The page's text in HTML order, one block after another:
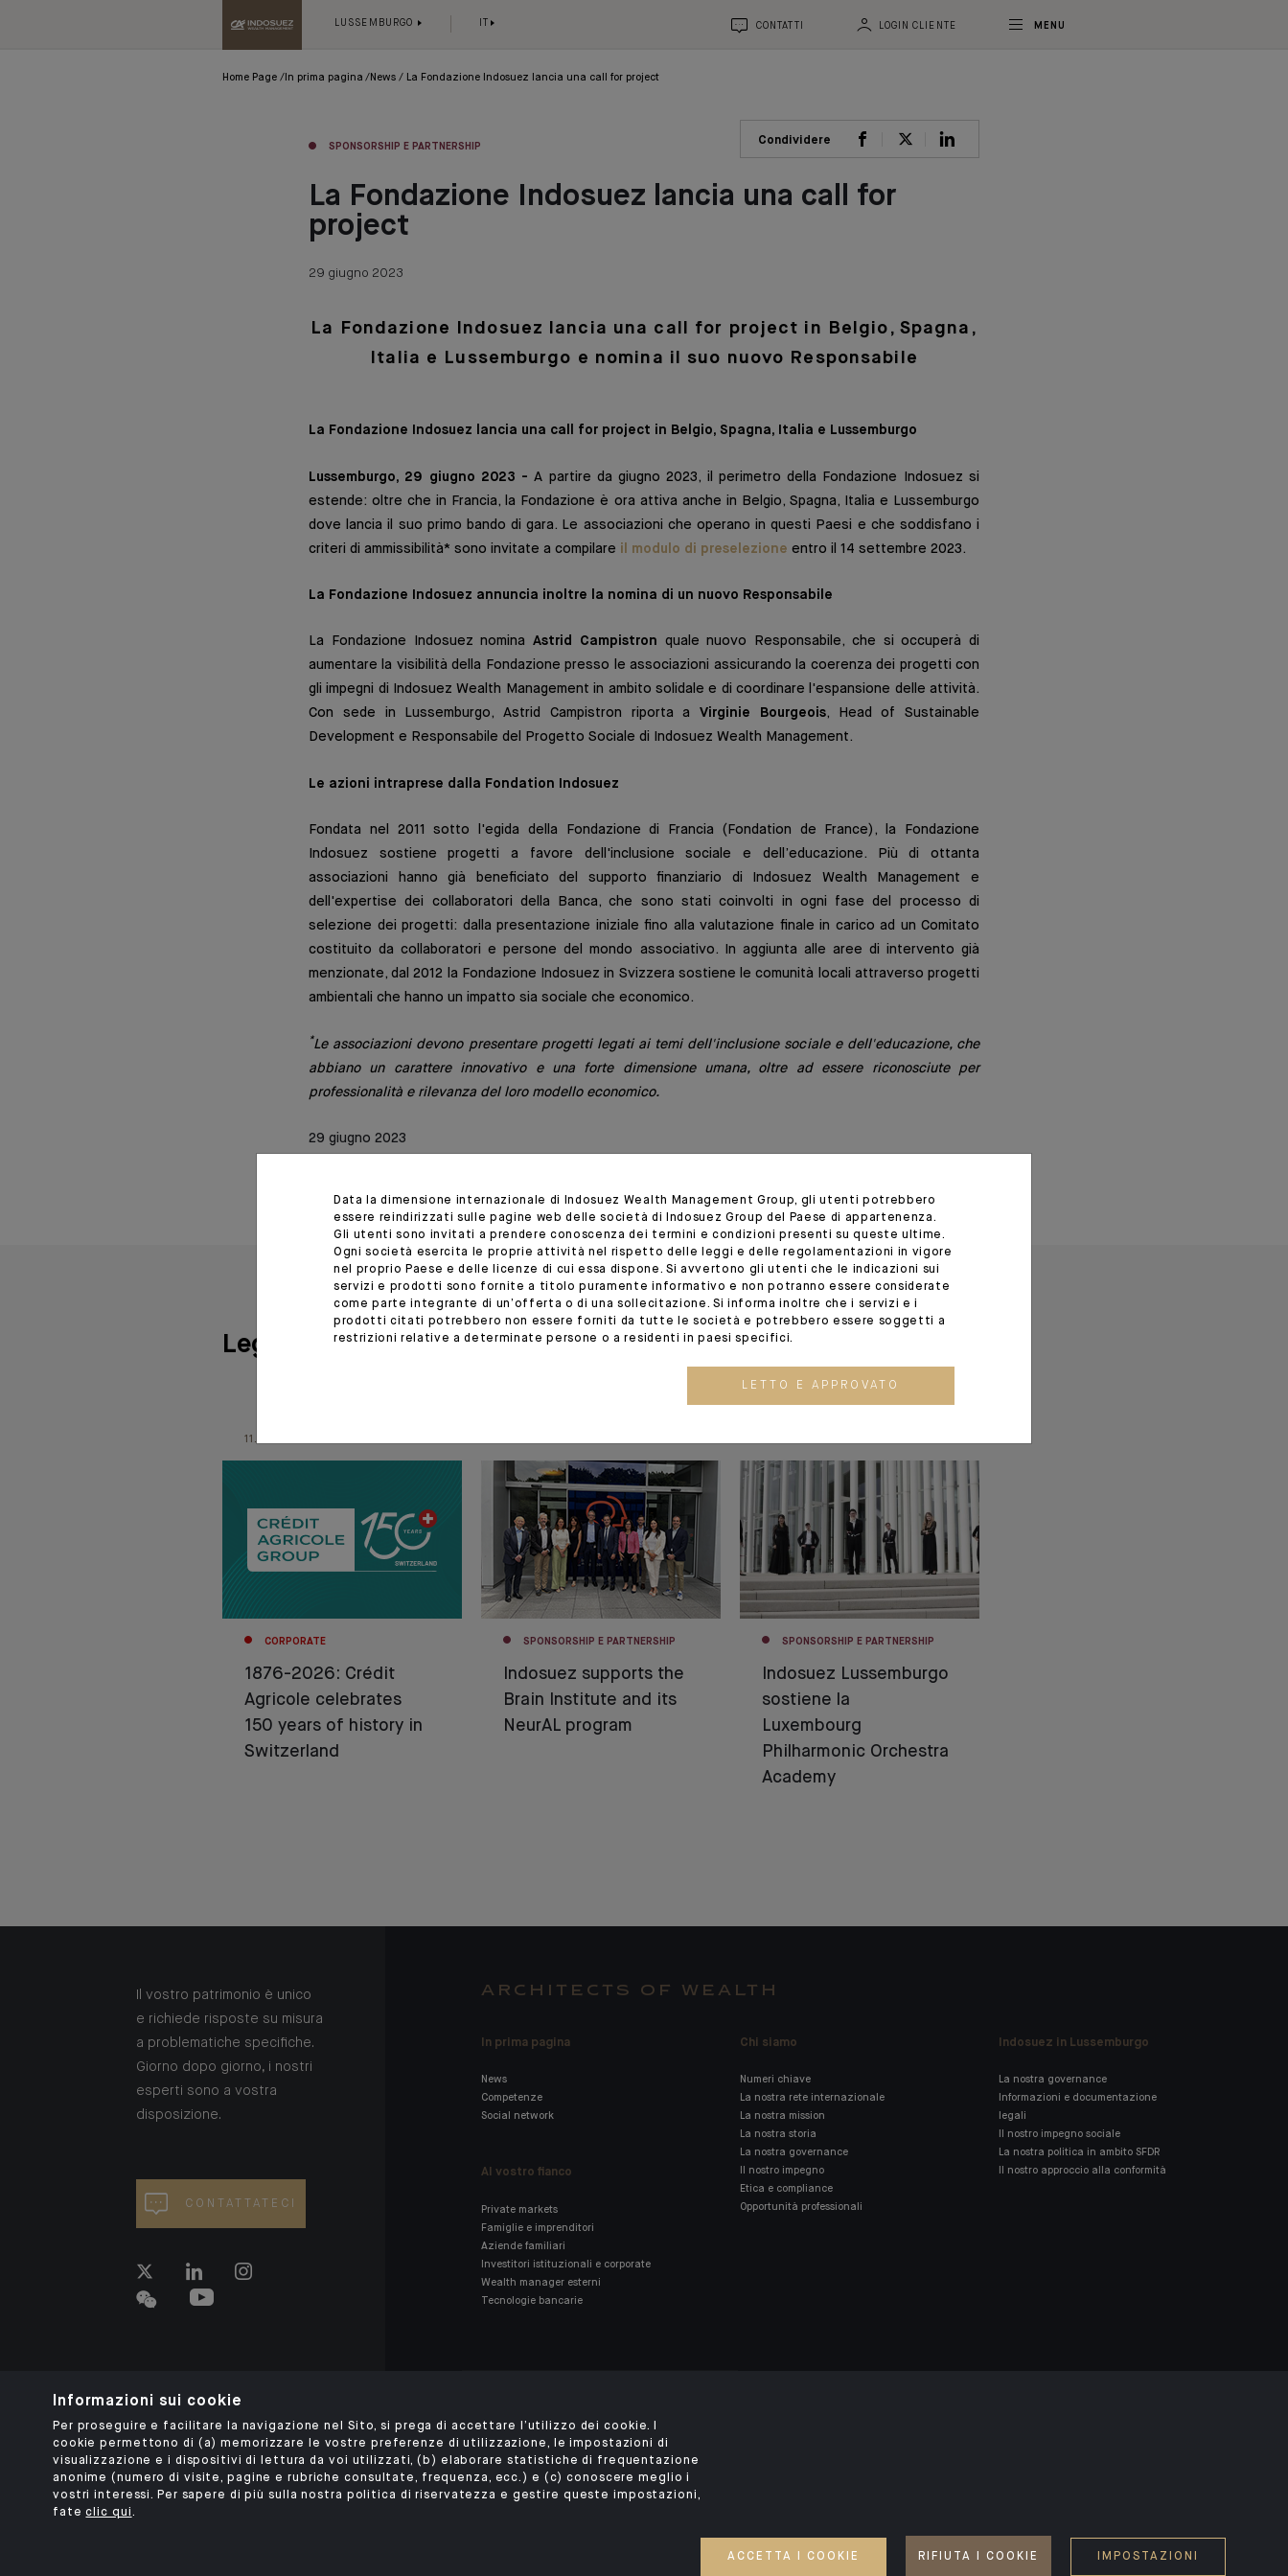
LUSSEMBURGO CONTATTI LOGIN CLIENTE MENU
Home Page In prima pagina News La Fondazione Indosuez lancia una call for project
SPONSORSHIP E PARTNERSHIP Condividere
La Fondazione Indosuez lancia una call for
project
29 giugno 2023
La Fondazione Indosuez lancia una call for project in Belgio, Spagna,
Italia e Lussemburgo e nomina il suo nuovo Responsabile
La Fondazione Indosuez lancia una call for project in Belgio, Spagna, Italia e Lussemburgo
Lussemburgo, 29 giugno 2023 -A partire da giugno 2023, il perimetro della Fondazione Indosuez si
estende: oltre che in Francia, la Fondazione è ora attiva anche in Belgio, Spagna, Italia e Lussemburgo
dove lancia il suo primo bando di gara. Le associazioni che operano in questi Paesi e che soddisfano i
criteri di ammissibilità* sono invitate a compilare il modulo di preselezione entro il 14 settembre 2023.
La Fondazione Indosuez annuncia inoltre la nomina di un nuovo Responsabile
La Fondazione Indosuez nomina Astrid Campistron quale nuovo Responsabile, che si occuperà di
aumentare la visibilità della Fondazione presso le associazioni assicurando la coerenza dei progetti con
gli impegni di Indosuez Wealth Management in ambito solidale e di coordinare l'espansione delle attività.
Con sede in Lussemburgo, Astrid Campistron riporta a Virginie Bourgeois, Head of Sustainable
Development e Responsabile del Progetto Sociale di Indosuez Wealth Management.
Le azioni intraprese dalla Fondation Indosuez
Fondata nel 2011 sotto l'egida della Fondazione di Francia (Fondation de France), la Fondazione
Indosuez sostiene progetti a favore dell'inclusione sociale e dell’educazione. Più di ottanta
associazioni hanno già beneficiato del supporto finanziario di Indosuez Wealth Management e
dell'expertise dei collaboratori della Banca, che sono stati coinvolti in ogni fase del processo di
selezione dei progetti: dalla presentazione iniziale fino alla valutazione finale in carico ad un Comitato
costituito da collaboratori e persone del mondo associativo. In aggiunta alle aree di intervento già
menzionate, dal 2012 la Fondazione Indosuez in Svizzera sostiene le comunità locali attraverso progetti
ambientali che hanno un impatto sia sociale che economico.
*Le associazioni devono presentare progetti legati ai temi dell'inclusione sociale e dell'educazione, che
abbiano un carattere innovativo e una forte dimensione umana, oltre ad essere riconosciute per
professionalità e rilevanza del loro modello economico.
29 giugno 2023
Leggete anche
11.06.26
CORPORATE
1876-2026: Crédit
Agricole celebrates
150 years of history in
Switzerland
SPONSORSHIP E PARTNERSHIP
Indosuez supports the
Brain Institute and its
NeurAL program
SPONSORSHIP E PARTNERSHIP
Indosuez Lussemburgo
sostiene la
Luxembourg
Philharmonic Orchestra
Academy
Il vostro patrimonio è unico
e richiede risposte su misura
a problematiche specifiche.
Giorno dopo giorno, i nostri
esperti sono a vostra
disposizione.
CONTATTATECI
ARCHITECTS OF WEALTH
In prima pagina
News
Competenze
Social network
Al vostro fianco
Private markets
Famiglie e imprenditori
Aziende familiari
Investitori istituzionali e corporate
Wealth manager esterni
Tecnologie bancarie
Chi siamo
Numeri chiave
La nostra rete internazionale
La nostra mission
La nostra storia
La nostra governance
Il nostro impegno
Etica e compliance
Opportunità professionali
Indosuez in Lussemburgo
La nostra governance
Informazioni e documentazione
legali
Il nostro impegno sociale
La nostra politica in ambito SFDR
Il nostro approccio alla conformità
NOTE LEGALI DATI PERSONALI SICUREZZA
ACCESSO PER PERSONE SORDE E AUDIOLESE
Data la dimensione internazionale di Indosuez Wealth Management Group, gli utenti potrebbero
essere reindirizzati sulle pagine web delle società di Indosuez Group del Paese di appartenenza.
Gli utenti sono invitati a prendere conoscenza dei termini e condizioni presenti su queste ultime.
Ogni società esercita le proprie attività nel rispetto delle leggi e delle regolamentazioni in vigore
nel proprio Paese e delle licenze di cui essa dispone. Si avvertono gli utenti che le indicazioni sui
servizi e prodotti sono fornite a titolo puramente informativo e non potranno essere considerate
come parte integrante di un’offerta o di una sollecitazione. Si informa inoltre che i servizi e i
prodotti citati potrebbero non essere forniti da tutte le società e potrebbero essere soggetti a
restrizioni relative a determinate persone o a residenti in paesi specifici.
LETTO E APPROVATO
Informazioni sui cookie
Per proseguire e facilitare la navigazione nel Sito, si prega di accettare l’utilizzo dei cookie. I
cookie permettono di (a) memorizzare le vostre preferenze di utilizzazione, le impostazioni di
visualizzazione e i dispositivi di lettura da voi utilizzati, (b) elaborare statistiche di frequentazione
anonime (numero di visite, pagine e rubriche consultate, frequenza, ecc.) e (c) conoscere meglio i
vostri interessi. Per sapere di più sulla nostra politica di riservatezza e gestire queste impostazioni,
fateclic qui.
ACCETTA I COOKIE RIFIUTA I COOKIE IMPOSTAZIONI